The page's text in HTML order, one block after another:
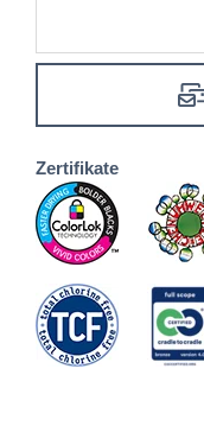
Zertifikate